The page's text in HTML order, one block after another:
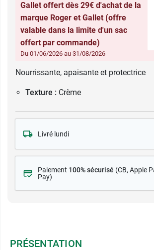
Gallet offert dès 29€ d'achat de la
marque Roger et Gallet (offre
valable dans la limite d'un sac
offert par commande)
Du 01/06/2026 au 31/08/2026
Nourrissante, apaisante et protectrice
Texture : Crème
Livré lundi
Paiement 100% sécurisé (CB, Apple
Pay)
PRÉSENTATION